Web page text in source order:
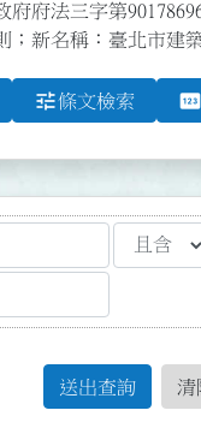
府府法三字第
；新名稱：臺北市建
tune條文檢索 pin
送出查詢 清